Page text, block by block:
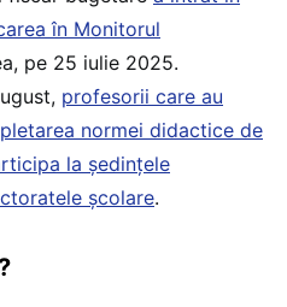
în Monitorul
pe 25 iulie 2025.
profesorii care au
normei didactice de
la ședințele
școlare.